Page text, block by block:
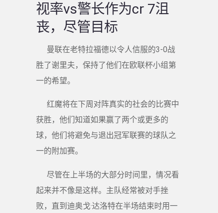
视率vs警长作为cr 7沮
丧，尽管目标
曼联在老特拉福德以令人信服的3-0战
胜了谢里夫，保持了他们在欧联杯小组第
一的希望。
红魔将在下周对阵真实的社会的比赛中
获胜，他们知道如果赢了两个或更多的
球，他们将避免与退出冠军联赛的球队之
一的附加赛。
尽管在上半场的大部分时间里，情况看
起来并不像是这样。主队经常被对手挫
败，直到迪奥戈·达洛特在半场结束时用一